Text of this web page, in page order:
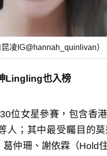
凌IG@hannah_quinlivan）
Lingling也入榜
位女星參賽，包含香
人；其中最受矚目的
仲珊、謝依霖（Hold